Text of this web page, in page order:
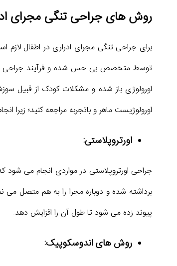
روش های جراحی تنگی مجرای
اورولوژی باز شده و مشکلات کودک از قبیل
اورولوژیست ماهر و باتجربه مراجعه کنید؛
اورتروپلاستی:
جراحی اورتروپلاستی در مواردی انجام می
برداشته شده و دوباره مجرا را به هم متصل
پیوند زده می شود تا طول آن را افزایش دهد.
روش های اندوسکوپیک: